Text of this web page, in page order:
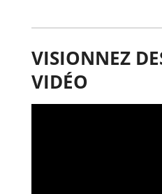
VISIONNEZ
VIDÉO